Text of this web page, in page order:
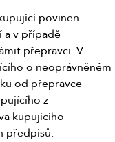
povinen
a v případě
přepravci. V
o neoprávněném
od přepravce
z
kupujícího
předpisů.